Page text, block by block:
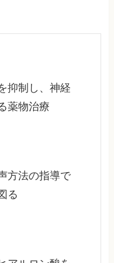
抑制し、神経
薬物治療
方法の指導で
る